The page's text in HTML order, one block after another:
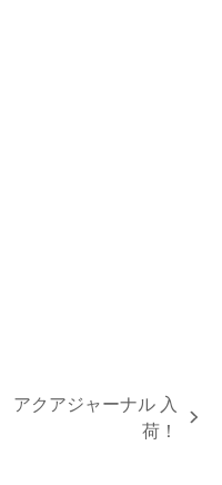
アクアジャーナル 入
荷！